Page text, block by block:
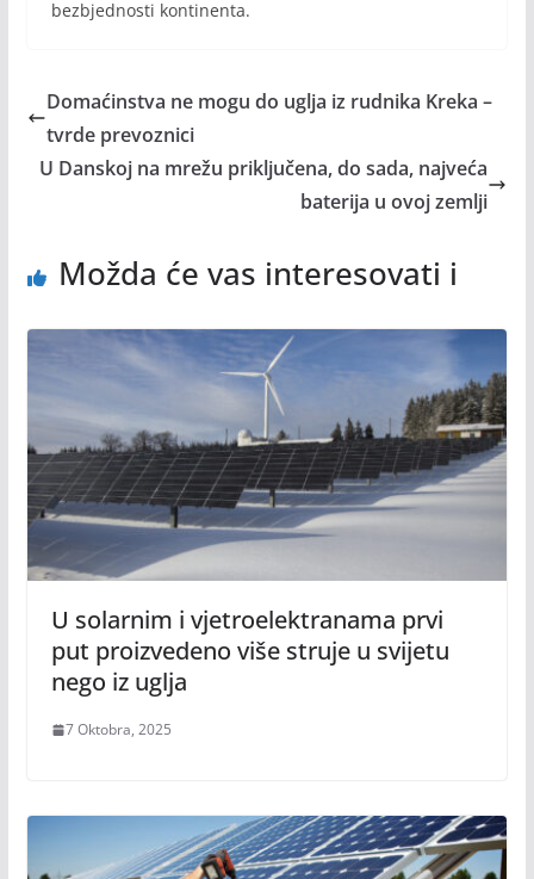
bezbjednosti kontinenta.
Domaćinstva ne mogu do uglja iz rudnika Kreka –
tvrde prevoznici
U Danskoj na mrežu priključena, do sada, najveća
baterija u ovoj zemlji
Možda će vas interesovati i
U solarnim i vjetroelektranama prvi
put proizvedeno više struje u svijetu
nego iz uglja
7 Oktobra, 2025